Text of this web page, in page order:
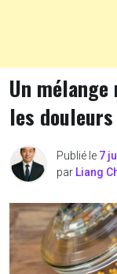
Un
les
Publié le 7
par Liang